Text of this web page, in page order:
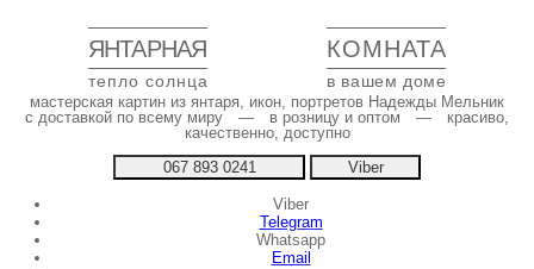
ЯНТАРНАЯ КОМНАТА
тепло солнца в вашем доме
мастерская картин из янтаря, икон, портретов Надежды Мельник
с доставкой по всему миру — в розницу и оптом — красиво,
качественно, доступно
067 893 0241
Viber
Viber
Telegram
Whatsapp
Email